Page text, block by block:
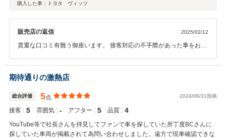
購入した車：トヨタ ヴィッツ
販売店の返信 2025/02/12
貴重な口コミ有難う御座います。 接客対応の不手際があった事をお詫
有徹底させて頂きます。 今後の店舗運営に活かせるように活動して参
ります。 今後も何か御座いましたらよろしくお願い致します。
期待通りの激熱店
総合評価 5点 2024/08/31投稿
接客 : 5 雰囲気 : ‐ アフター : 5 品質 : 4
YouTube等で社長さんを拝見してファンで車を探していた所丁度BCさんに
探していた車両が掲載されて為問い合わせしました。遠方で現車確認できな